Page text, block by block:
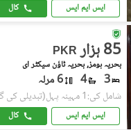
ایس ایم ایس کال
PKR 85 ہزار
بحریہ ہومز, بحریہ ٹاؤن سیکٹر ای
3
4 6 مرلہ
شامل کی:1 مہینہ پہل (تبدیلی کی گئی:4
ایس ایم ایس کال